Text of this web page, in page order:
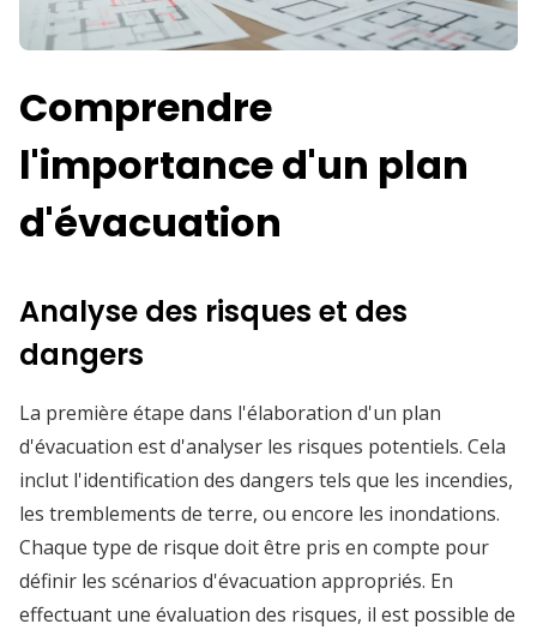
Comprendre
l'importance d'un plan
d'évacuation
Analyse des risques et des
dangers
La première étape dans l'élaboration d'un plan
d'évacuation est d'analyser les risques potentiels. Cela
inclut l'identification des dangers tels que les incendies,
les tremblements de terre, ou encore les inondations.
Chaque type de risque doit être pris en compte pour
définir les scénarios d'évacuation appropriés. En
effectuant une évaluation des risques, il est possible de